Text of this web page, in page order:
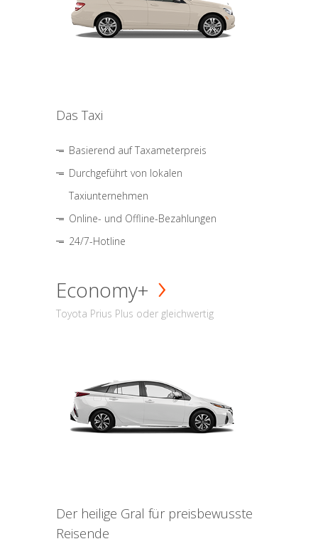
Das Taxi
Basierend auf Taxameterpreis
Durchgeführt von lokalen
Taxiunternehmen
Online- und Offline-Bezahlungen
24/7-Hotline
Economy+
Toyota Prius Plus oder gleichwertig
Der heilige Gral für preisbewusste
Reisende